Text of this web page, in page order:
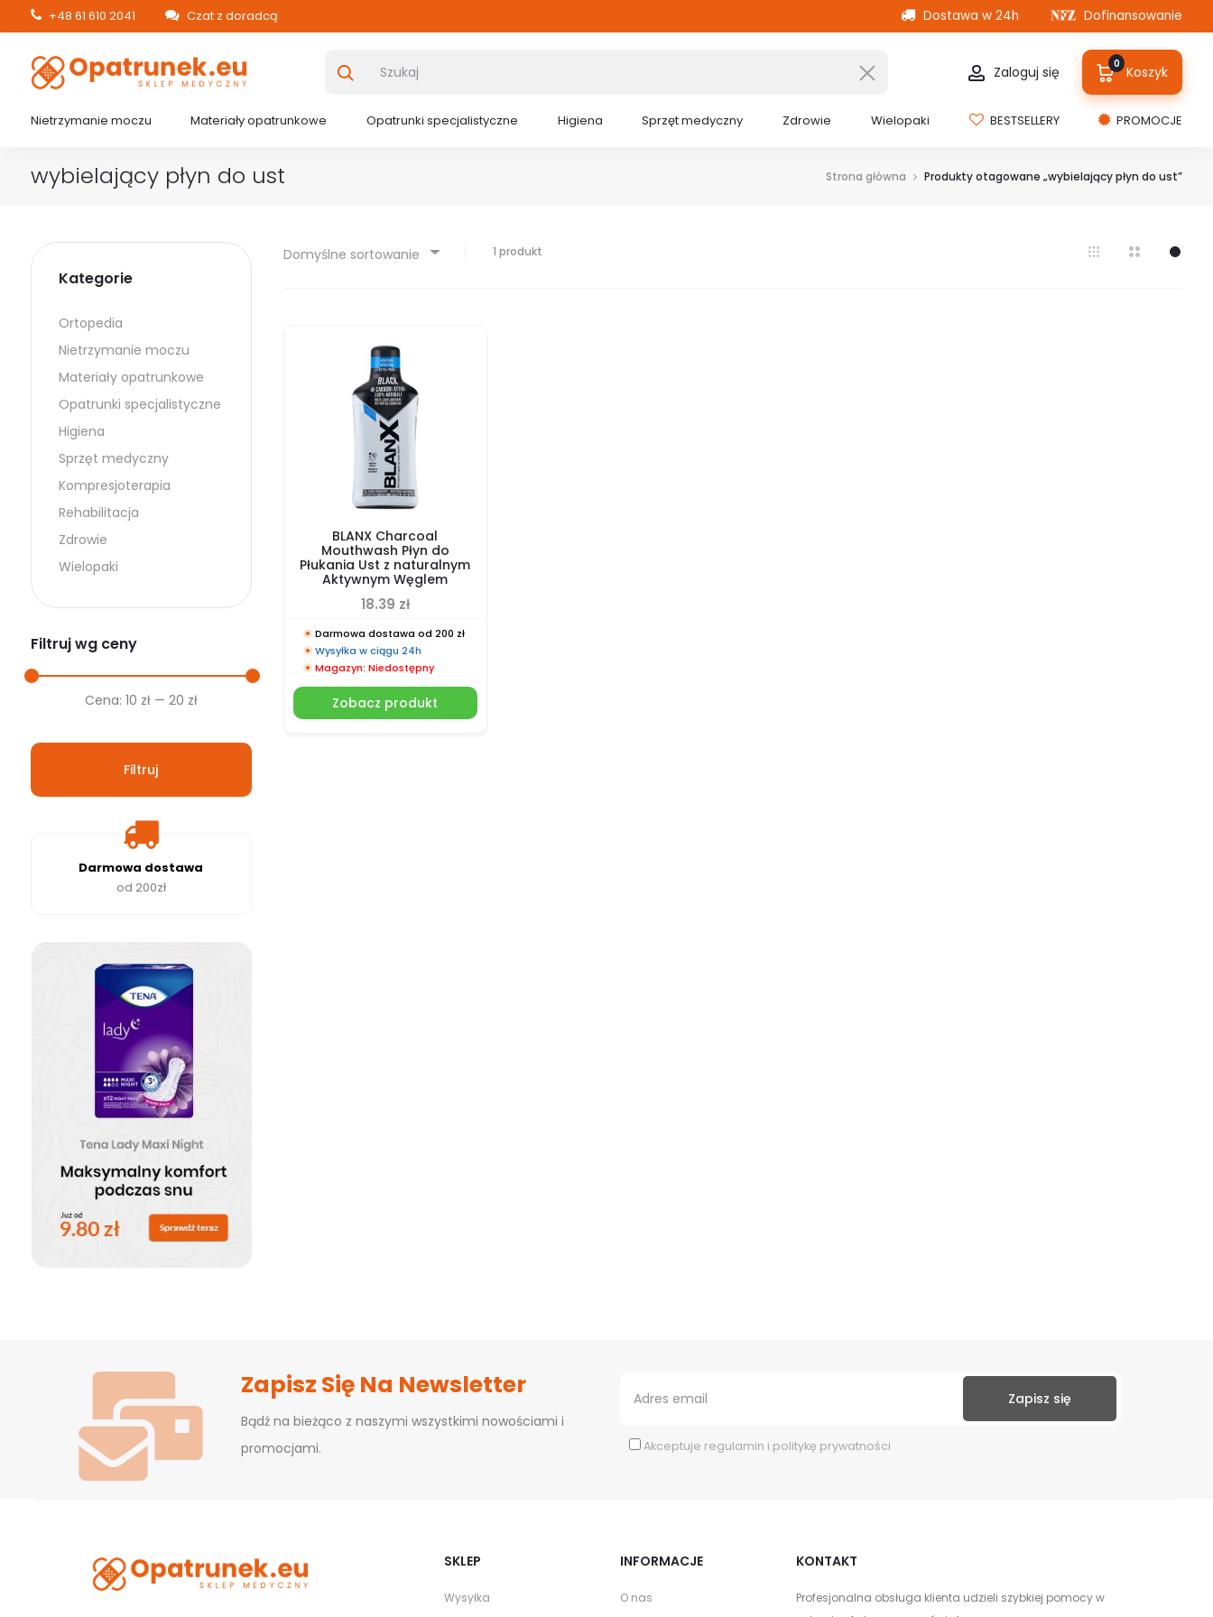
+48 61 610 2041 Czat z doradcą Dostawa w 24h Dofinansowanie
Zaloguj się 0 Koszyk
Nietrzymanie moczu Materiały opatrunkowe Opatrunki specjalistyczne Higiena Sprzęt medyczny Zdrowie Wielopaki BESTSELLERY PROMOCJE
wybielający płyn do ust Strona główna Produkty otagowane „wybielający płyn do ust”
Domyślne sortowanie 1 produkt
BLANX Charcoal
Mouthwash Płyn do
Płukania Ust z naturalnym
Aktywnym Węglem
18.39 zł
Darmowa dostawa od 200 zł
Wysyłka w ciągu 24h
Magazyn: Niedostępny
Zobacz produkt
Kategorie
Ortopedia
Nietrzymanie moczu
Materiały opatrunkowe
Opatrunki specjalistyczne
Higiena
Sprzęt medyczny
Kompresjoterapia
Rehabilitacja
Zdrowie
Wielopaki
Filtruj wg ceny
Cena
Cena
Filtruj
Cena: 10 zł— 20 zł
Darmowa dostawa
od 200zł
Zapisz Się Na Newsletter
Bądź na bieżąco z naszymi wszystkimi nowościami i
promocjami.
Akceptuje regulamin i politykę prywatności
SKLEP
Wysyłka
INFORMACJE
O nas
KONTAKT
Profesjonalna obsługa klienta udzieli szybkiej pomocy w